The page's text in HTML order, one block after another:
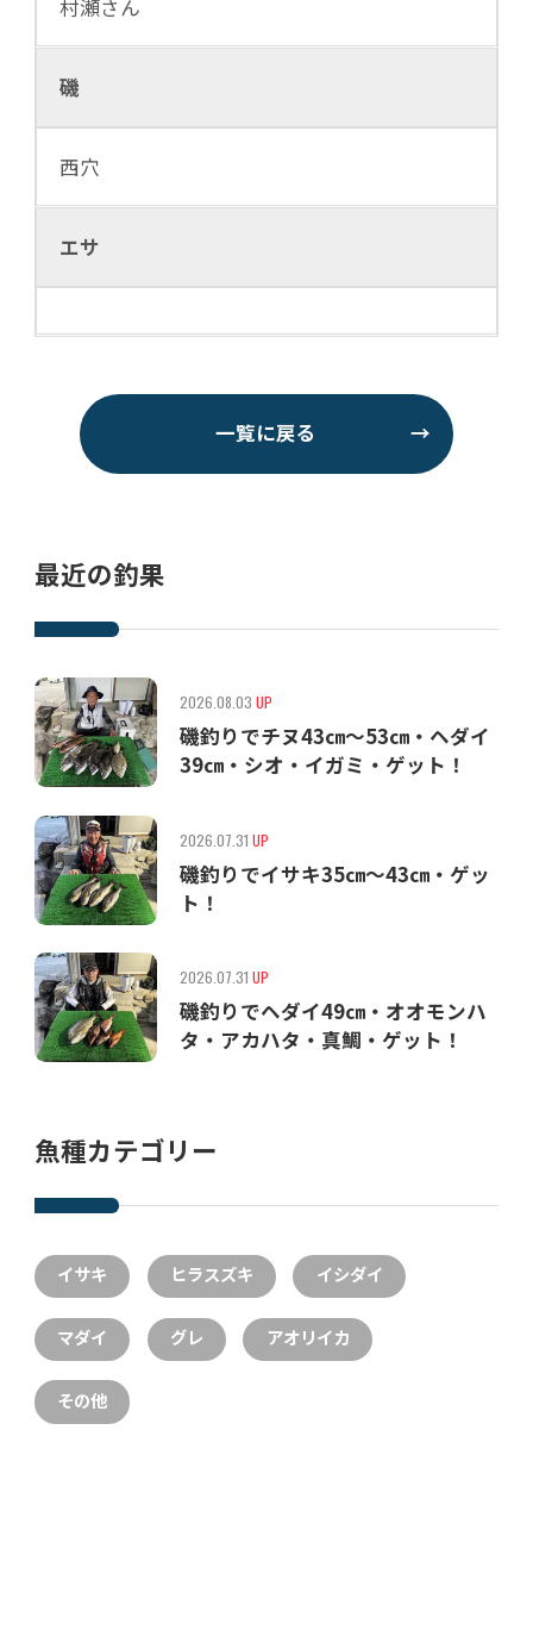
村瀬さん
磯
西穴
エサ
一覧に戻る →
最近の釣果
2026.08.03 UP
磯釣りでチヌ43㎝〜53㎝・ヘダイ
39㎝・シオ・イガミ・ゲット！
2026.07.31 UP
磯釣りでイサキ35㎝〜43㎝・ゲッ
ト！
2026.07.31 UP
磯釣りでヘダイ49㎝・オオモンハ
タ・アカハタ・真鯛・ゲット！
魚種カテゴリー
イサキ ヒラスズキ イシダイ
マダイ グレ アオリイカ
その他